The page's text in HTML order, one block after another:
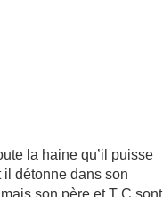
la haine qu’il puisse
détonne dans son
son père et T C sont